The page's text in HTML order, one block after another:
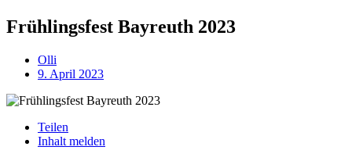
Frühlingsfest Bayreuth 2023
Olli
9. April 2023
Teilen
Inhalt melden